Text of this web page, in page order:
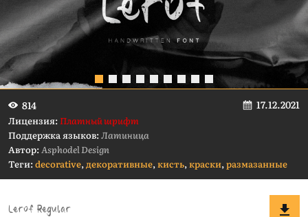
814 17.12.2021
Лицензия:Платный шрифт
Поддержка языков:Латиница
Автор:Asphodel Design
Теги:decorative,декоративные,кисть,краски,размазанные